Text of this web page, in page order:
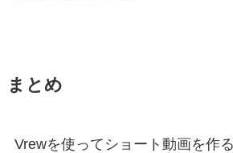
まとめ
Vrewを使ってショート動画を作